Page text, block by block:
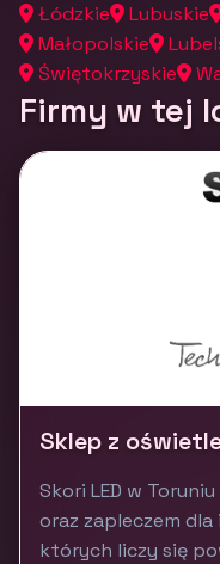
Łódzkie
Lubuskie
Małopolskie
Świętokrzyskie
Firmy w tej
Sklep z
Skori LED w
oraz zapleczem
których liczy się